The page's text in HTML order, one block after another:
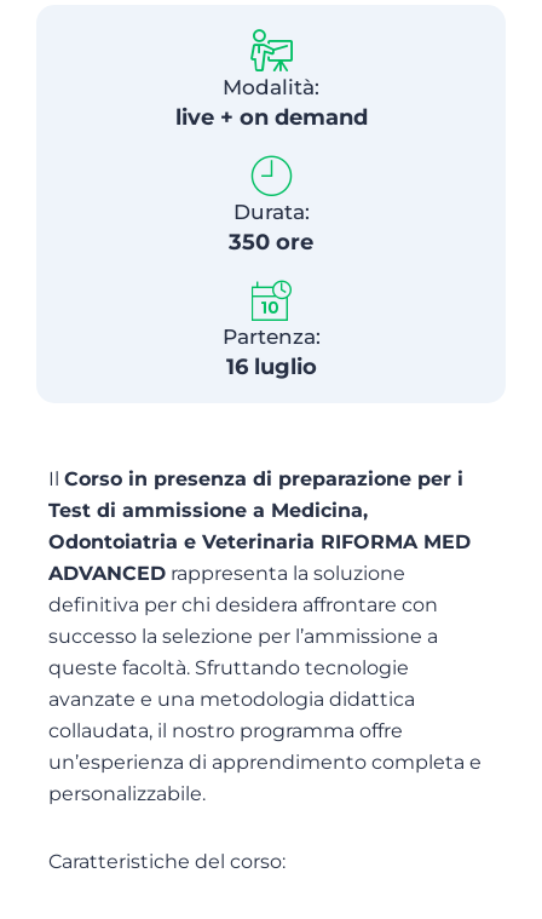
Modalità:
live + on demand
Durata:
350 ore
Partenza:
16 luglio
Il Corso in presenza di preparazione per i
Test di ammissione a Medicina,
Odontoiatria e Veterinaria RIFORMA MED
ADVANCED rappresenta la soluzione
definitiva per chi desidera affrontare con
successo la selezione per l’ammissione a
queste facoltà. Sfruttando tecnologie
avanzate e una metodologia didattica
collaudata, il nostro programma offre
un’esperienza di apprendimento completa e
personalizzabile.
Caratteristiche del corso: